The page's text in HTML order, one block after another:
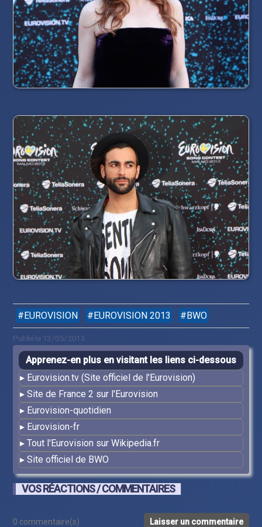
EUROVISION EUROVISION 2013 BWO
Publié le 13/05/2013
Apprenez-en plus en visitant les liens ci-dessous
Eurovision.tv (Site officiel de l'Eurovision)
Site de France 2 sur l'Eurovision
Eurovision-quotidien
Eurovision-fr
Tout l'Eurovision sur Wikipedia.fr
Site officiel de BWO
VOS RÉACTIONS / COMMENTAIRES
0 commentaire(s) Laisser un commentaire